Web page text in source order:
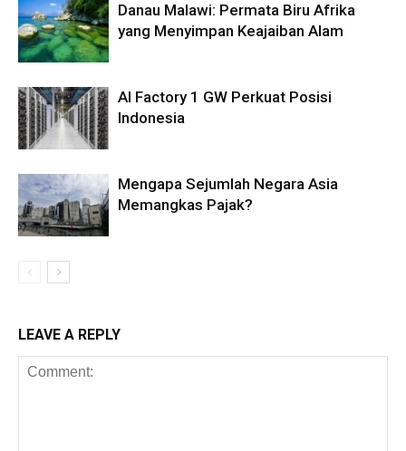
Danau Malawi: Permata Biru Afrika
yang Menyimpan Keajaiban Alam
AI Factory 1 GW Perkuat Posisi
Indonesia
Mengapa Sejumlah Negara Asia
Memangkas Pajak?
LEAVE A REPLY